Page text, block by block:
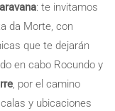
: te invitamos
da Morte, con
que te dejarán
en cabo Rocundo y
, por el camino
y ubicaciones